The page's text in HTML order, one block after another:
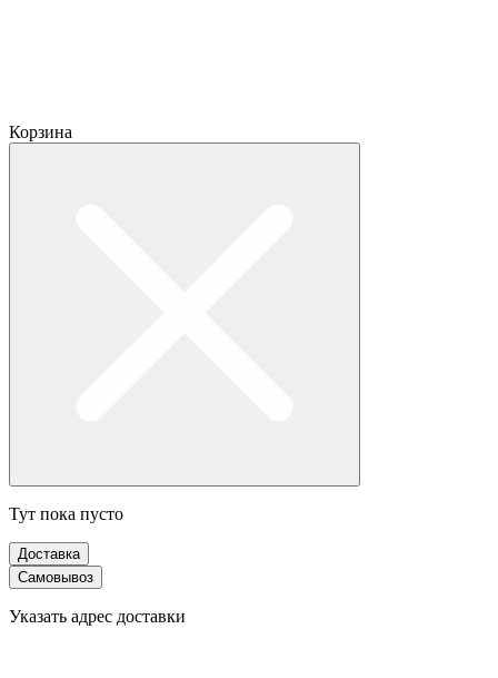
Корзина
Тут пока пусто
Доставка
Самовывоз
Указать адрес доставки